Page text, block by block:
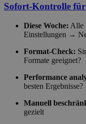
Sofort-Kontrolle
Diese Woche: Alle
Einstellungen →
Format-Check:
Formate geeignet?
Performance
besten Ergebnisse?
Manuell
gezielt